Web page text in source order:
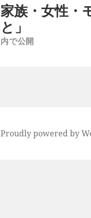
家族・女性・
と」
内で公開
Proudly powered by